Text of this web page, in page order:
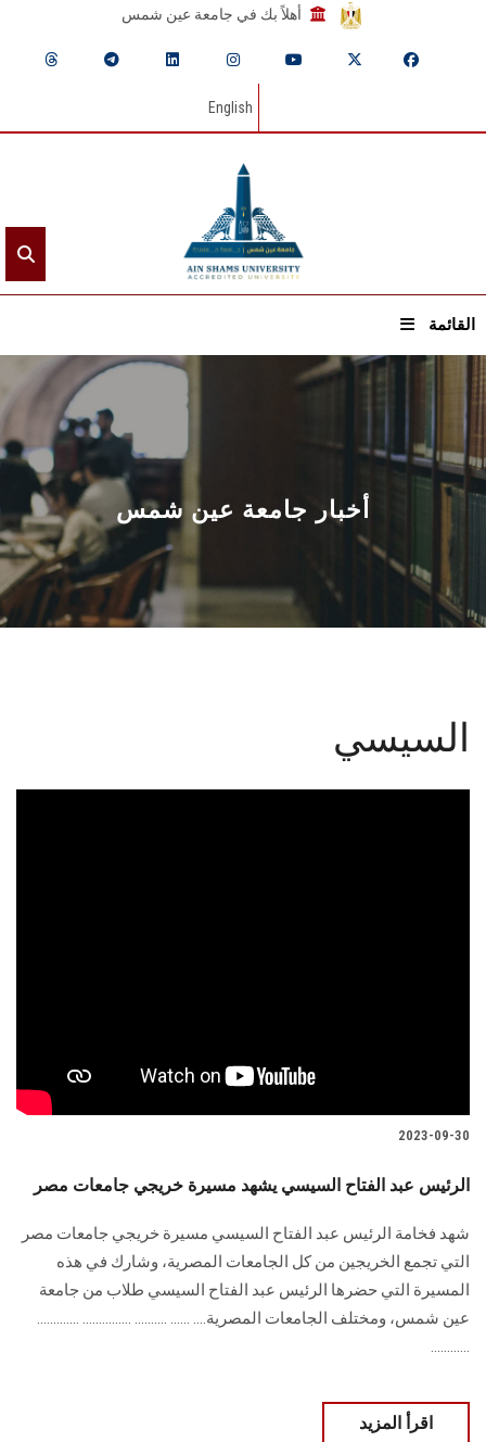
أهلاً بك في جامعة عين شمس
English
القائمة
الرئيسيـة
عن الجامعة
القطاعـات
الشئون الأكاديمية
البحث العلمي
الدراسات العليا
الموظفون
الزائـرون
أخبار جامعة عين شمس
السيسي
2023-09-30
الرئيس عبد الفتاح السيسي يشهد مسيرة خريجي جامعات مصر
شهد فخامة الرئيس عبد الفتاح السيسي مسيرة خريجي جامعات مصر
التي تجمع الخريجين من كل الجامعات المصرية، وشارك في هذه
المسيرة التي حضرها الرئيس عبد الفتاح السيسي طلاب من جامعة
عين شمس، ومختلف الجامعات المصرية.... ...... .......... ............... .............
............
اقرأ المزيد